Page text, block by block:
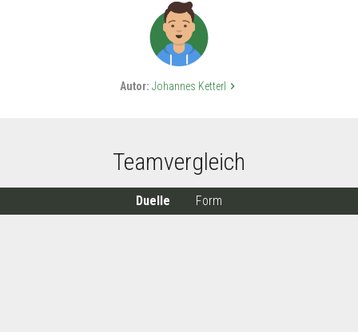
Autor: Johannes Ketterl keyboard_arrow_right
Teamvergleich
Duelle Form